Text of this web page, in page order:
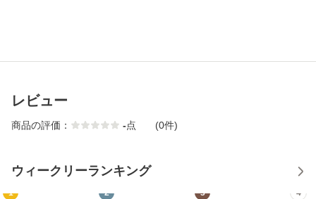
レビュー
商品の評価： -点 (0件)
ウィークリーランキング
1 2 3 4